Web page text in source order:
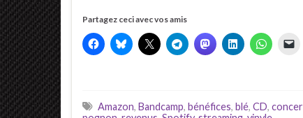
Partagez ceci avec vos amis
Amazon, Bandcamp, bénéfices, blé, CD,